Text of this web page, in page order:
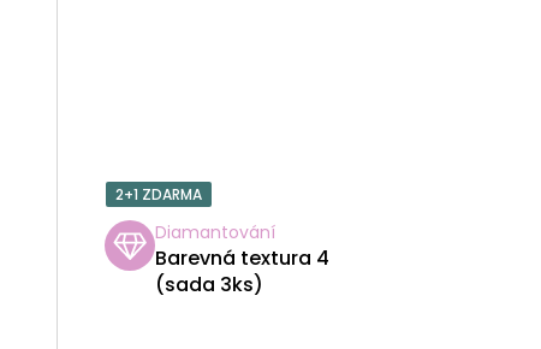
2+1 ZDARMA
Diamantování
Barevná textura 4
(sada 3ks)